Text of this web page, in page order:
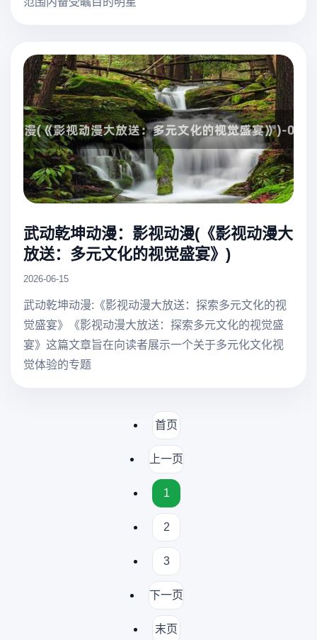
武动乾坤动漫：影视动漫(《影视动漫大
放送：多元文化的视觉盛宴》)
2026-06-15
武动乾坤动漫:《影视动漫大放送：探索多元文化的视
觉盛宴》《影视动漫大放送：探索多元文化的视觉盛
宴》这篇文章旨在向读者展示一个关于多元化文化视
觉体验的专题
首页
上一页
1
2
3
下一页
末页